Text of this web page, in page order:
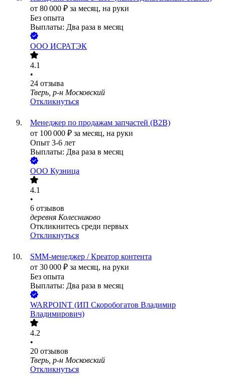
от 80 000 ₽ за месяц, на руки
Без опыта
Выплаты: Два раза в месяц
ООО ИСРАТЭК
4.1
•
24 отзыва
Тверь, р-н Московский
Откликнуться
Менеджер по продажам запчастей (B2B)
от 100 000 ₽ за месяц, на руки
Опыт 3-6 лет
Выплаты: Два раза в месяц
ООО Кузница
4.1
•
6 отзывов
деревня Колесниково
Откликнитесь среди первых
Откликнуться
SMM-менеджер / Креатор контента
от 30 000 ₽ за месяц, на руки
Без опыта
Выплаты: Два раза в месяц
WARPOINT (ИП Скоробогатов Владимир
Владимирович)
4.2
•
20 отзывов
Тверь, р-н Московский
Откликнуться